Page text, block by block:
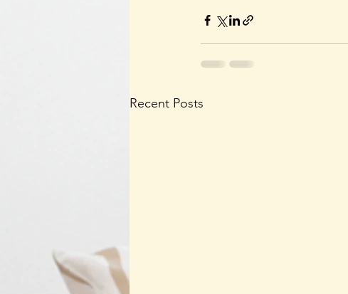
Recent Posts